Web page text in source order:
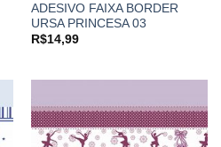
ADESIVO FAIXA BORDER
URSA PRINCESA 03
R$14,99